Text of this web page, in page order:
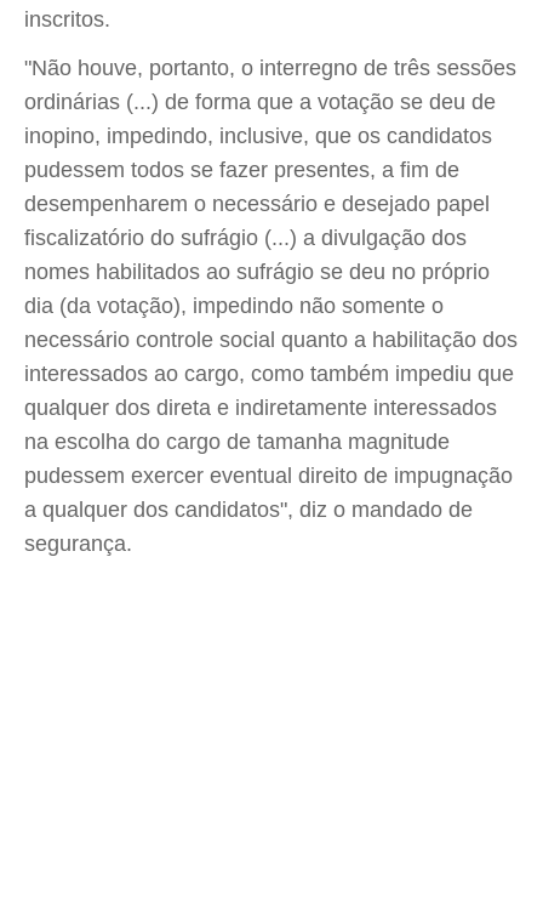
inscritos.
"Não houve, portanto, o interregno de três sessões
ordinárias (...) de forma que a votação se deu de
inopino, impedindo, inclusive, que os candidatos
pudessem todos se fazer presentes, a fim de
desempenharem o necessário e desejado papel
fiscalizatório do sufrágio (...) a divulgação dos
nomes habilitados ao sufrágio se deu no próprio
dia (da votação), impedindo não somente o
necessário controle social quanto a habilitação dos
interessados ao cargo, como também impediu que
qualquer dos direta e indiretamente interessados
na escolha do cargo de tamanha magnitude
pudessem exercer eventual direito de impugnação
a qualquer dos candidatos", diz o mandado de
segurança.